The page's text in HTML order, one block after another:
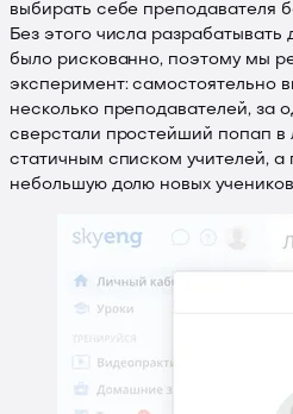
выбирать себе преподавателя
Без этого числа
было рискованно, поэтому мы
эксперимент: самостоятельно
несколько преподавателей, за
сверстали простейший попап в
статичным списком учителей, а
небольшую долю новых